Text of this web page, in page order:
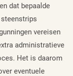
dat bepaalde
vereisen
administratieve
Het is daarom
eventuele